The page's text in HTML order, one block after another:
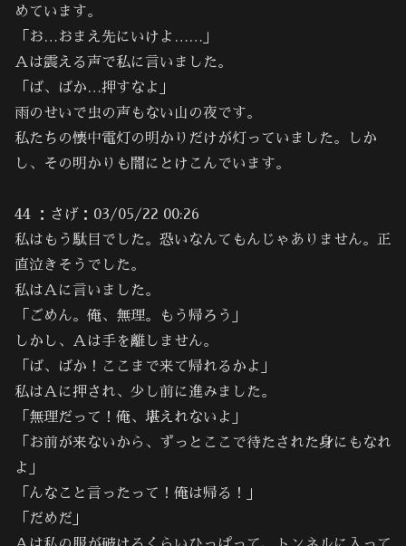
めています。
「お…おまえ先にいけよ……」
Ａは震える声で私に言いました。
「ば、ばか…押すなよ」
雨のせいで虫の声もない山の夜です。
私たちの懐中電灯の明かりだけが灯っていました。しか
し、その明かりも闇にとけこんでいます。
44 ：さげ：03/05/22 00:26
私はもう駄目でした。恐いなんてもんじゃありません。正
直泣きそうでした。
私はＡに言いました。
「ごめん。俺、無理。もう帰ろう」
しかし、Ａは手を離しません。
「ば、ばか！ここまで来て帰れるかよ」
私はＡに押され、少し前に進みました。
「無理だって！俺、堪えれないよ」
「お前が来ないから、ずっとここで待たされた身にもなれ
よ」
「んなこと言ったって！俺は帰る！」
「だめだ」